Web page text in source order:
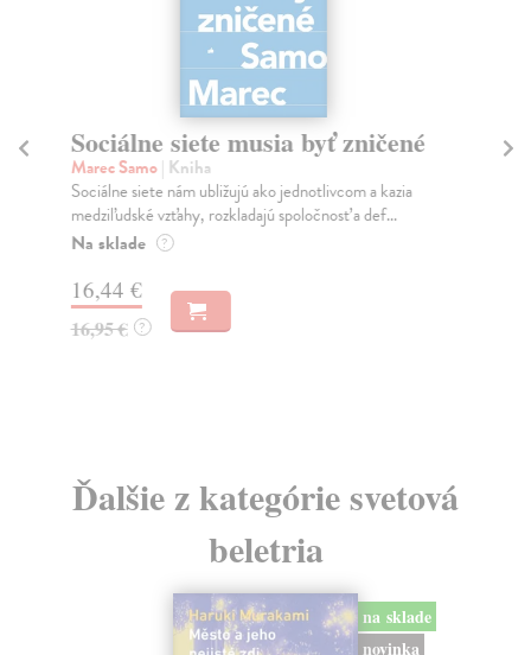
Sociálne siete musia byť zničené
Marec Samo| Kniha
Sociálne siete nám ubližujú ako jednotlivcom a kazia
medziľudské vzťahy, rozkladajú spoločnosť a def...
Na sklade ?
16,44 €
16,95 € ?
Ďalšie z kategórie svetová
beletria
na sklade
novinka